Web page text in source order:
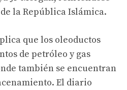
la República Islámica.
que los oleoductos
de petróleo y gas
también se encuentran
El diario